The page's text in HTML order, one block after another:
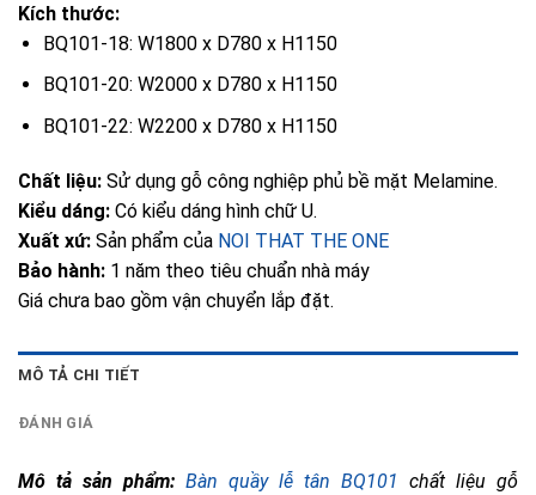
Kích thước:
BQ101-18: W1800 x D780 x H1150
BQ101-20: W2000 x D780 x H1150
BQ101-22: W2200 x D780 x H1150
Chất liệu: Sử dụng gỗ công nghiệp phủ bề mặt Melamine.
Kiểu dáng: Có kiểu dáng hình chữ U.
Xuất xứ: Sản phẩm của NOI THAT THE ONE
Bảo hành: 1 năm theo tiêu chuẩn nhà máy
Giá chưa bao gồm vận chuyển lắp đặt.
MÔ TẢ CHI TIẾT
ĐÁNH GIÁ
Mô tả sản phẩm: Bàn quầy lễ tân BQ101